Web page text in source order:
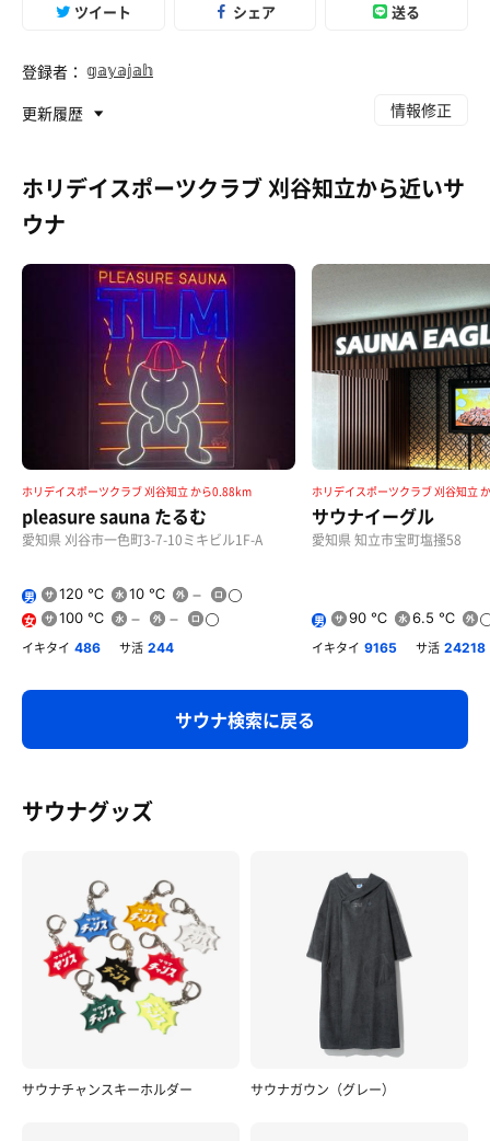
ツイート シェア 送る
登録者： 𝕘𝕒𝕪𝕒𝕛𝕒𝕙
更新履歴
情報修正
ホリデイスポーツクラブ 刈谷知立から近いサ
ウナ
ホリデイスポーツクラブ 刈谷知立 から0.88km
pleasure sauna たるむ
愛知県 刈谷市一色町3-7-10ミキビル1F-A
男 120 ℃ 10 ℃
女 100 ℃
イキタイ 486 サ活 244
ホリデイスポーツクラブ 刈谷知立
サウナイーグル
愛知県 知立市宝町塩掻58
男 90 ℃ 6.5 ℃
イキタイ 9165 サ活 24218
サウナ検索に戻る
サウナグッズ
サウナチャンスキーホルダー サウナガウン（グレー）